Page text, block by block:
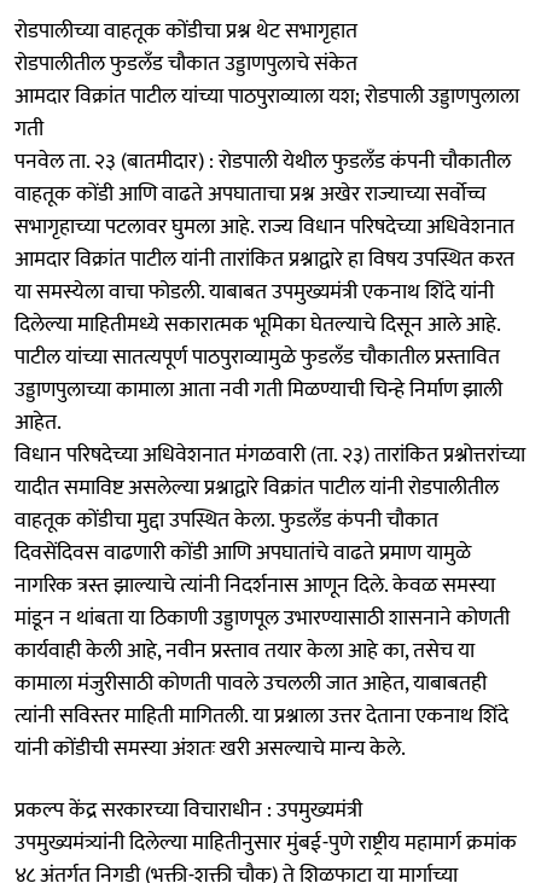
रोडपालीच्या वाहतूक कोंडीचा प्रश्न थेट सभागृहात
रोडपालीतील फुडलँड चौकात उड्डाणपुलाचे संकेत
आमदार विक्रांत पाटील यांच्या पाठपुराव्याला यश; रोडपाली उड्डाणपुलाला
गती
पनवेल ता. २३ (बातमीदार) : रोडपाली येथील फुडलँड कंपनी चौकातील
वाहतूक कोंडी आणि वाढते अपघाताचा प्रश्न अखेर राज्याच्या सर्वोच्च
सभागृहाच्या पटलावर घुमला आहे. राज्य विधान परिषदेच्या अधिवेशनात
आमदार विक्रांत पाटील यांनी तारांकित प्रश्नाद्वारे हा विषय उपस्थित करत
या समस्येला वाचा फोडली. याबाबत उपमुख्यमंत्री एकनाथ शिंदे यांनी
दिलेल्या माहितीमध्ये सकारात्मक भूमिका घेतल्याचे दिसून आले आहे.
पाटील यांच्या सातत्यपूर्ण पाठपुराव्यामुळे फुडलँड चौकातील प्रस्तावित
उड्डाणपुलाच्या कामाला आता नवी गती मिळण्याची चिन्हे निर्माण झाली
आहेत.
विधान परिषदेच्या अधिवेशनात मंगळवारी (ता. २३) तारांकित प्रश्नोत्तरांच्या
यादीत समाविष्ट असलेल्या प्रश्नाद्वारे विक्रांत पाटील यांनी रोडपालीतील
वाहतूक कोंडीचा मुद्दा उपस्थित केला. फुडलँड कंपनी चौकात
दिवसेंदिवस वाढणारी कोंडी आणि अपघातांचे वाढते प्रमाण यामुळे
नागरिक त्रस्त झाल्याचे त्यांनी निदर्शनास आणून दिले. केवळ समस्या
मांडून न थांबता या ठिकाणी उड्डाणपूल उभारण्यासाठी शासनाने कोणती
कार्यवाही केली आहे, नवीन प्रस्ताव तयार केला आहे का, तसेच या
कामाला मंजुरीसाठी कोणती पावले उचलली जात आहेत, याबाबतही
त्यांनी सविस्तर माहिती मागितली. या प्रश्नाला उत्तर देताना एकनाथ शिंदे
यांनी कोंडीची समस्या अंशतः खरी असल्याचे मान्य केले.
प्रकल्प केंद्र सरकारच्या विचाराधीन : उपमुख्यमंत्री
उपमुख्यमंत्र्यांनी दिलेल्या माहितीनुसार मुंबई-पुणे राष्ट्रीय महामार्ग क्रमांक
४८ अंतर्गत निगडी (भक्ती-शक्ती चौक) ते शिळफाटा या मार्गाच्या